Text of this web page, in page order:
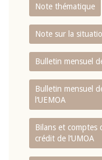
Note thématique
Note sur la
Bulletin mensuel
Bulletin mensuel
l‘UEMOA
Bilans et comptes
crédit de l‘UMOA